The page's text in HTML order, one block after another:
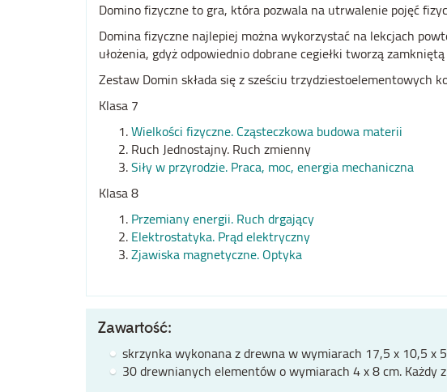
Domino fizyczne to gra, która pozwala na utrwalenie pojęć
Domina fizyczne najlepiej można wykorzystać na lekcjach
ułożenia, gdyż odpowiednio dobrane cegiełki tworzą
Zestaw Domin składa się z sześciu trzydziestoelementowych
Klasa 7
Wielkości fizyczne. Cząsteczkowa budowa materii
Ruch Jednostajny. Ruch zmienny
Siły w przyrodzie. Praca, moc, energia mechaniczna
Klasa 8
Przemiany energii. Ruch drgający
Elektrostatyka. Prąd elektryczny
Zjawiska magnetyczne. Optyka
Zawartość:
skrzynka wykonana z drewna w wymiarach 17,5 x 10,5 x
30 drewnianych elementów o wymiarach 4 x 8 cm.